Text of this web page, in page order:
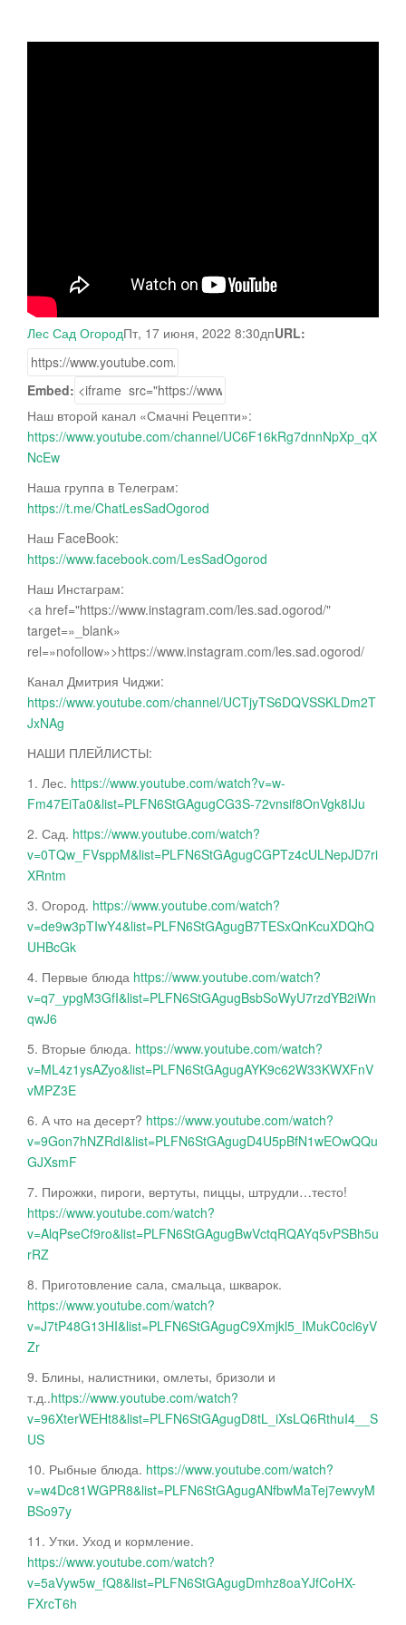
Лес Сад ОгородПт, 17 июня, 2022 8:30дпURL:
Embed:
Наш второй канал «Смачні Рецепти»:
https://www.youtube.com/channel/UC6F16kRg7dnnNpXp_qX
NcEw
Наша группа в Телеграм:
https://t.me/ChatLesSadOgorod
Наш FaceBook:
https://www.facebook.com/LesSadOgorod
Наш Инстаграм:
<a href="https://www.instagram.com/les.sad.ogorod/"
target=»_blank»
rel=»nofollow»>https://www.instagram.com/les.sad.ogorod/
Канал Дмитрия Чиджи:
https://www.youtube.com/channel/UCTjyTS6DQVSSKLDm2T
JxNAg
НАШИ ПЛЕЙЛИСТЫ:
1. Лес. https://www.youtube.com/watch?v=w-
Fm47EiTa0&list=PLFN6StGAgugCG3S-72vnsif8OnVgk8IJu
2. Сад. https://www.youtube.com/watch?
v=0TQw_FVsppM&list=PLFN6StGAgugCGPTz4cULNepJD7ri
XRntm
3. Огород. https://www.youtube.com/watch?
v=de9w3pTIwY4&list=PLFN6StGAgugB7TESxQnKcuXDQhQ
UHBcGk
4. Первые блюда https://www.youtube.com/watch?
v=q7_ypgM3GfI&list=PLFN6StGAgugBsbSoWyU7rzdYB2iWn
qwJ6
5. Вторые блюда. https://www.youtube.com/watch?
v=ML4z1ysAZyo&list=PLFN6StGAgugAYK9c62W33KWXFnV
vMPZ3E
6. А что на десерт? https://www.youtube.com/watch?
v=9Gon7hNZRdI&list=PLFN6StGAgugD4U5pBfN1wEOwQQu
GJXsmF
7. Пирожки, пироги, вертуты, пиццы, штрудли…тесто!
https://www.youtube.com/watch?
v=AlqPseCf9ro&list=PLFN6StGAgugBwVctqRQAYq5vPSBh5u
rRZ
8. Приготовление сала, смальца, шкварок.
https://www.youtube.com/watch?
v=J7tP48G13HI&list=PLFN6StGAgugC9Xmjkl5_IMukC0cl6yV
Zr
9. Блины, налистники, омлеты, бризоли и
т.д..https://www.youtube.com/watch?
v=96XterWEHt8&list=PLFN6StGAgugD8tL_iXsLQ6RthuI4__S
US
10. Рыбные блюда. https://www.youtube.com/watch?
v=w4Dc81WGPR8&list=PLFN6StGAgugANfbwMaTej7ewvyM
BSo97y
11. Утки. Уход и кормление.
https://www.youtube.com/watch?
v=5aVyw5w_fQ8&list=PLFN6StGAgugDmhz8oaYJfCoHX-
FXrcT6h